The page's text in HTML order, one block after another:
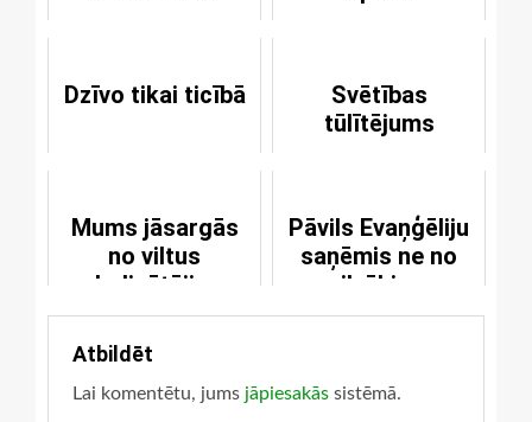
Dzīvo tikai ticībā
Svētības
tūlītējums
Mums jāsargās
no viltus
sludinātājiem
Pāvils Evaņģēliju
saņēmis ne no
cilvēkiem
Atbildēt
Lai komentētu, jums jāpiesakās sistēmā.